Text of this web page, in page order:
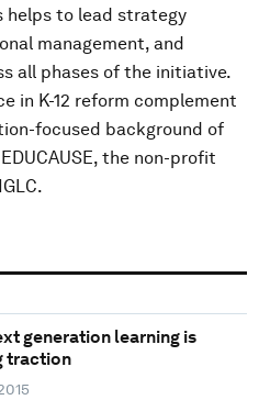
helps to lead strategy
management, and
all phases of the initiative.
in K-12 reform complement
focused background of
the non-profit
generation learning is
traction